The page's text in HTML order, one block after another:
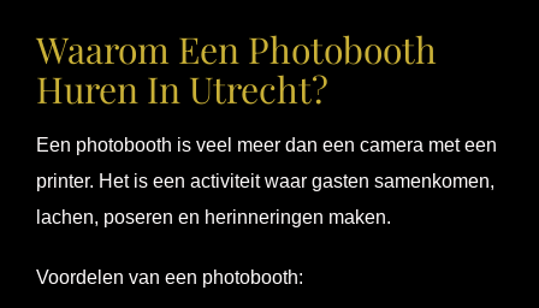
Waarom Een Photobooth
Huren In Utrecht?
Een photobooth is veel meer dan een camera met een
printer. Het is een activiteit waar gasten samenkomen,
lachen, poseren en herinneringen maken.
Voordelen van een photobooth: